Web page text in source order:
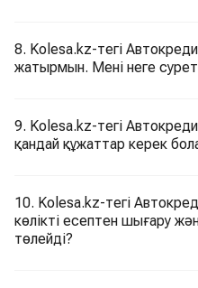
8. Kolesa.kz-тегі
жатырмын. Мені неге
9. Kolesa.kz-тегі
қандай құжаттар керек
10. Kolesa.kz-тегі
көлікті есептен шығару
төлейді?